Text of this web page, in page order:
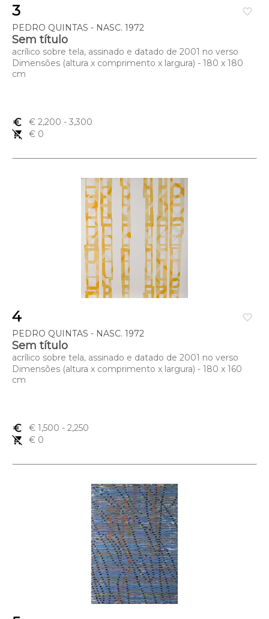
favorite_border
3
PEDRO QUINTAS - NASC. 1972
Sem título
acrílico sobre tela, assinado e datado de 2001 no verso
Dimensões (altura x comprimento x largura) - 180 x 180
cm
euro_symbol € 2,200 - 3,300
remove_shopping_cart
€ 0
favorite_border
4
PEDRO QUINTAS - NASC. 1972
Sem título
acrílico sobre tela, assinado e datado de 2001 no verso
Dimensões (altura x comprimento x largura) - 180 x 160
cm
euro_symbol € 1,500 - 2,250
remove_shopping_cart
€ 0